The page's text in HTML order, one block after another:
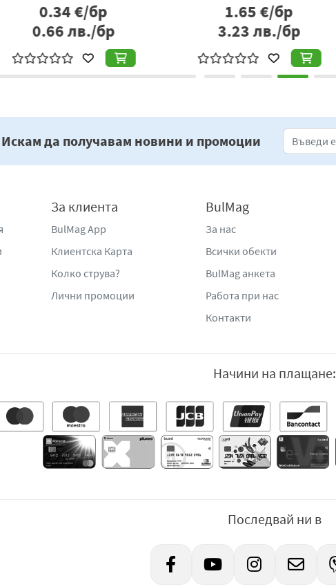
0.34€/бр
0.66лв./бр
1.40€/бр
2.74лв./бр
Искам да получавам новини и промоции
За клиента
BulMag App
Клиентска Карта
Колко струва?
Лични промоции
BulMag
За нас
Всички обекти
BulMag анкета
Работа при нас
Контакти
Начини на плащане:
Последвай ни в